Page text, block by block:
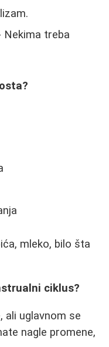
Nekima treba
mleko, bilo šta
ciklus?
ali uglavnom se
nagle promene,